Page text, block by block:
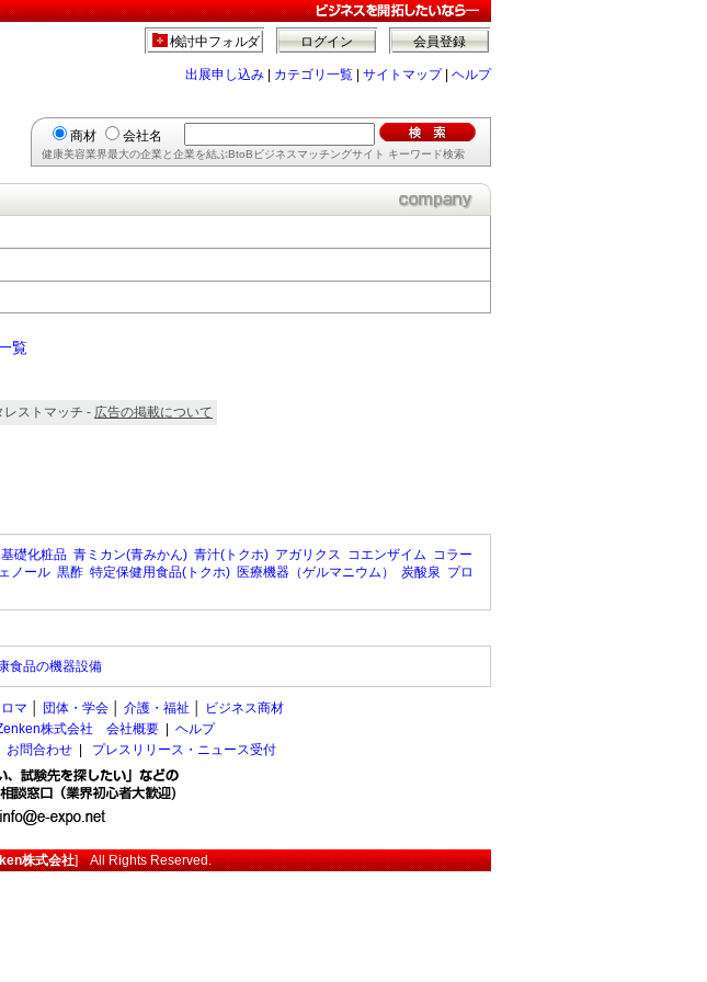
会員登録
ログイン
検討中フォルダ
出展申し込み カテゴリ一覧 サイトマップ| ヘルプ
商材 会社名
健康美容業界最大の企業と企業を結ぶBtoBビジネスマッチングサイト キーワード検索
覧
レストマッチ - 広告の掲載について
基礎化粧品 青ミカン(青みかん) 青汁(トクホ) アガリクス コエンザイム コラー
ノール 黒酢 特定保健用食品(トクホ) 医療機器（ゲルマニウム） 炭酸泉 プロ
食品の機器設備
マ 団体・学会 介護・福祉
ビジネス商材
株式会社 会社概要
ヘルプ
お問合わせ プレスリリース・ニュース受付
株式会社] All Rights Reserved.